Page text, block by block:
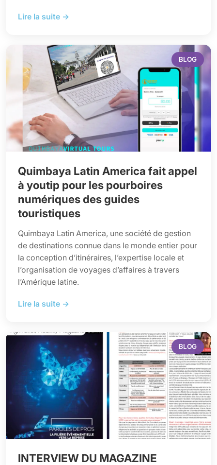
Lire la suite →
BLOG
Quimbaya Latin America fait appel
à youtip pour les pourboires
numériques des guides
touristiques
Quimbaya Latin America, une société de gestion
de destinations connue dans le monde entier pour
la conception d’itinéraires, l’expertise locale et
l’organisation de voyages d’affaires à travers
l’Amérique latine.
Lire la suite →
BLOG
INTERVIEW DU MAGAZINE